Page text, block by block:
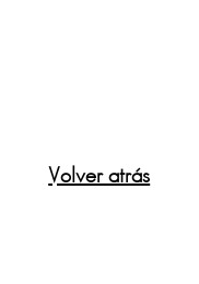
Volver atrás